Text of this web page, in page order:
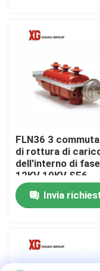
Giro della fabbrica
Controllo di
Richieda una
Commutatore di
Apparecchiatura
FLN36 3
di rottura di
dell'interno di fase
12KV 10KV SF6
Invia